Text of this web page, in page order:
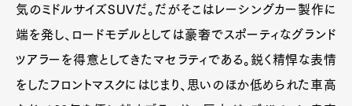
気のミドルサイズSUVだ。だがそこはレーシングカー製作に
端を発し、ロードモデルとしては豪奢でスポーティなグランド
ツアラーを得意としてきたマセラティである。鋭く精悍な表情
をしたフロントマスクにはじまり、思いのほか低められた車高